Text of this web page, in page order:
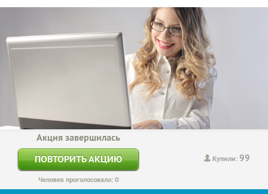
Купили:99
Акция завершилась
ПОВТОРИТЬ АКЦИЮ
Человек проголосовало: 0